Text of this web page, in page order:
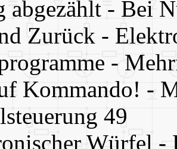
abgezählt - Bei
Zurück -
-
Kommando! -
49
Würfel -